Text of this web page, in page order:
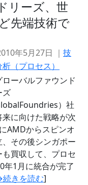
リーズ、世
先端技術で
年5月27日 ｜ 技
（プロセス）
ローバルファウンド
ズ
）社
来に向けた戦略が次
AMDからスピンオ
その後シンガポー
買収して、プロセ
年1月に統合が完了
きを読む]